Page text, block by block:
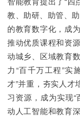
教、助研、助管、
的教育数字化，成
推动优质课程和资
动城乡、区域教育
力“百千万工程”实
才”并重，夯实人才
习资源，成为实现“
动人工智能和教育